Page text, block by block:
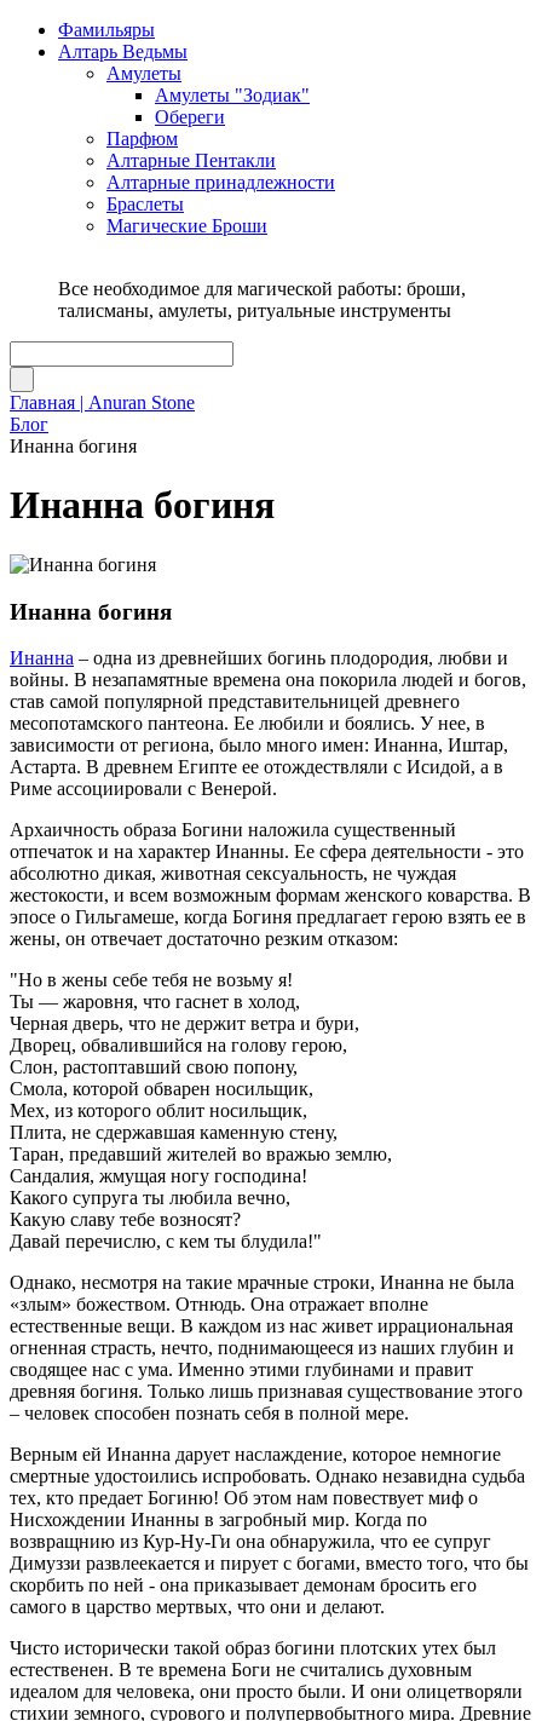
Фамильяры
Алтарь Ведьмы
Амулеты
Амулеты "Зодиак"
Обереги
Парфюм
Алтарные Пентакли
Алтарные принадлежности
Браслеты
Магические Броши
Все необходимое для магической работы: броши,
талисманы, амулеты, ритуальные инструменты
Главная | Anuran Stone
Блог
Инанна богиня
Инанна богиня
Инанна богиня
Инанна – одна из древнейших богинь плодородия, любви и
войны. В незапамятные времена она покорила людей и богов,
став самой популярной представительницей древнего
месопотамского пантеона. Ее любили и боялись. У нее, в
зависимости от региона, было много имен: Инанна, Иштар,
Астарта. В древнем Египте ее отождествляли с Исидой, а в
Риме ассоциировали с Венерой.
Архаичность образа Богини наложила существенный
отпечаток и на характер Инанны. Ее сфера деятельности - это
абсолютно дикая, животная сексуальность, не чуждая
жестокости, и всем возможным формам женского коварства. В
эпосе о Гильгамеше, когда Богиня предлагает герою взять ее в
жены, он отвечает достаточно резким отказом:
"Но в жены себе тебя не возьму я!
Ты — жаровня, что гаснет в холод,
Черная дверь, что не держит ветра и бури,
Дворец, обвалившийся на голову герою,
Слон, растоптавший свою попону,
Смола, которой обварен носильщик,
Мех, из которого облит носильщик,
Плита, не сдержавшая каменную стену,
Таран, предавший жителей во вражью землю,
Сандалия, жмущая ногу господина!
Какого супруга ты любила вечно,
Какую славу тебе возносят?
Давай перечислю, с кем ты блудила!"
Однако, несмотря на такие мрачные строки, Инанна не была
«злым» божеством. Отнюдь. Она отражает вполне
естественные вещи. В каждом из нас живет иррациональная
огненная страсть, нечто, поднимающееся из наших глубин и
сводящее нас с ума. Именно этими глубинами и правит
древняя богиня. Только лишь признавая существование этого
– человек способен познать себя в полной мере.
Верным ей Инанна дарует наслаждение, которое немногие
смертные удостоились испробовать. Однако незавидна судьба
тех, кто предает Богиню! Об этом нам повествует миф о
Нисхождении Инанны в загробный мир. Когда по
возвращнию из Кур-Ну-Ги она обнаружила, что ее супруг
Димуззи развлеекается и пирует с богами, вместо того, что бы
скорбить по ней - она приказывает демонам бросить его
самого в царство мертвых, что они и делают.
Чисто исторически такой образ богини плотских утех был
естественен. В те времена Боги не считались духовным
идеалом для человека, они просто были. И они олицетворяли
стихии земного, сурового и полупервобытного мира. Древние